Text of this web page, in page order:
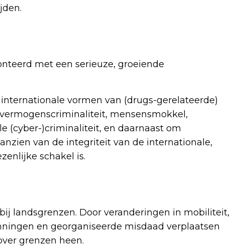
met een serieuze, groeiende
vormen van (drugs-gerelateerde)
mensensmokkel,
(cyber-)criminaliteit, en daarnaast om
van de integriteit van de internationale,
schakel is.
landsgrenzen. Door veranderingen in mobiliteit,
en georganiseerde misdaad verplaatsen
grenzen heen.